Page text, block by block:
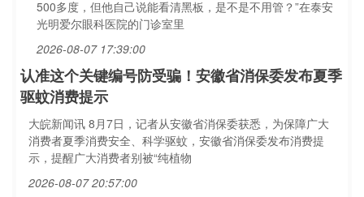
500多度，但他自己说能看清黑板，是不是不用管？”在泰安
光明爱尔眼科医院的门诊室里
2026-08-07 17:39:00
认准这个关键编号防受骗！安徽省消保委发布夏季
驱蚊消费提示
大皖新闻讯 8月7日，记者从安徽省消保委获悉，为保障广大
消费者夏季消费安全、科学驱蚊，安徽省消保委发布消费提
示，提醒广大消费者别被“纯植物
2026-08-07 20:57:00